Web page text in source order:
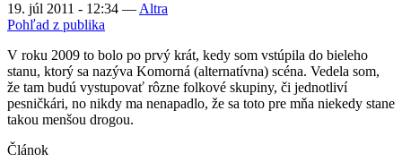
19. júl 2011 - 12:34 —Altra
Pohľad z publika
V roku 2009 to bolo po prvý krát, kedy som vstúpila do bieleho
stanu, ktorý sa nazýva Komorná (alternatívna) scéna. Vedela som,
že tam budú vystupovať rôzne folkové skupiny, či jednotliví
pesničkári, no nikdy ma nenapadlo, že sa toto pre mňa niekedy stane
takou menšou drogou.
Článok